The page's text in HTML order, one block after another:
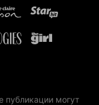
публикации могут